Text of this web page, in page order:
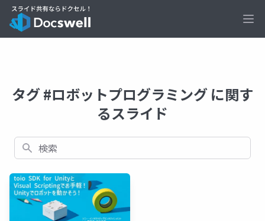
タグ #ロボットプログラミング に関す
るスライド
検索